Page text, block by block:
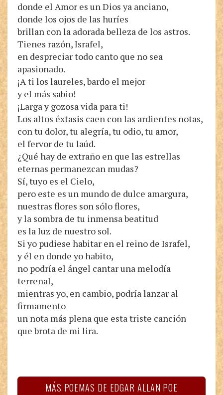
donde el Amor es un Dios ya anciano,
donde los ojos de las huríes
brillan con la adorada belleza de los astros.
Tienes razón, Israfel,
en despreciar todo canto que no sea
apasionado.
¡A ti los laureles, bardo el mejor
y el más sabio!
¡Larga y gozosa vida para ti!
Los altos éxtasis caen con las ardientes notas,
con tu dolor, tu alegría, tu odio, tu amor,
el fervor de tu laúd.
¿Qué hay de extraño en que las estrellas
eternas permanezcan mudas?
Sí, tuyo es el Cielo,
pero este es un mundo de dulce amargura,
nuestras flores son sólo flores,
y la sombra de tu inmensa beatitud
es la luz de nuestro sol.
Si yo pudiese habitar en el reino de Israfel,
y él en donde yo habito,
no podría el ángel cantar una melodía
terrenal,
mientras yo, en cambio, podría lanzar al
firmamento
un nota más plena que esta triste canción
que brota de mi lira.
MÁS POEMAS DE EDGAR ALLAN POE